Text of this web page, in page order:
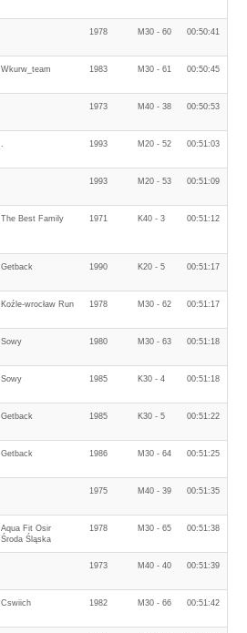
1978 M30 - 60 00:50:41
Wkurw_team 1983 M30 - 61 00:50:45
1973 M40 - 38 00:50:53
. 1993 M20 - 52 00:51:03
1993 M20 - 53 00:51:09
The Best Family 1971 K40 - 3 00:51:12
Getback 1990 K20 - 5 00:51:17
Koźle-wrocław Run 1978 M30 - 62 00:51:17
Sowy 1980 M30 - 63 00:51:18
Sowy 1985 K30 - 4 00:51:18
Getback 1985 K30 - 5 00:51:22
Getback 1986 M30 - 64 00:51:25
1975 M40 - 39 00:51:35
Aqua Fit Osir
Środa Śląska
1978 M30 - 65 00:51:38
1973 M40 - 40 00:51:39
Cswiich 1982 M30 - 66 00:51:42